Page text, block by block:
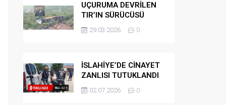
UÇURUMA DEVRİLEN
TIR’IN SÜRÜCÜSÜ
HAYATINI KAYBETTİ
29.03.2026 0
İSLAHİYE’DE CİNAYET
ZANLISI TUTUKLANDI
02.07.2026 0